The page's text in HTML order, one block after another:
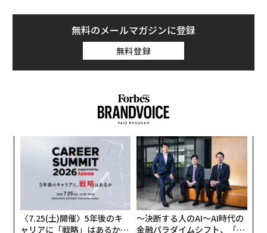
無料のメールマガジンに登録
無料登録
〈7.25(土)開催〉5年後のキ
ャリアに「戦略」はあるか。
〜決断する人のAI〜AI時代の
金融パラダイムシフト、「超